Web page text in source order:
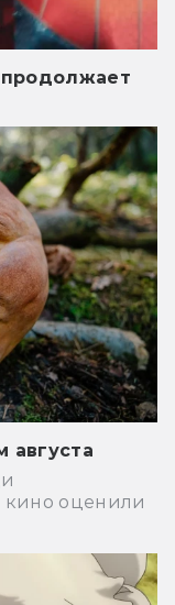
августа
кино оценили